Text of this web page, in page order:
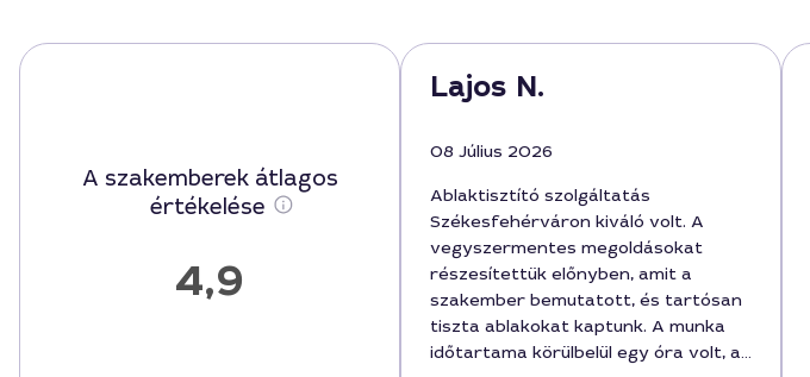
A szakemberek átlagos
értékelése
4,9
Lajos N.
08 Július 2026
Ablaktisztító szolgáltatás
Székesfehérváron kiváló volt. A
vegyszermentes megoldásokat
részesítettük előnyben, amit a
szakember bemutatott, és tartósan
tiszta ablakokat kaptunk. A munka
időtartama körülbelül egy óra volt, a